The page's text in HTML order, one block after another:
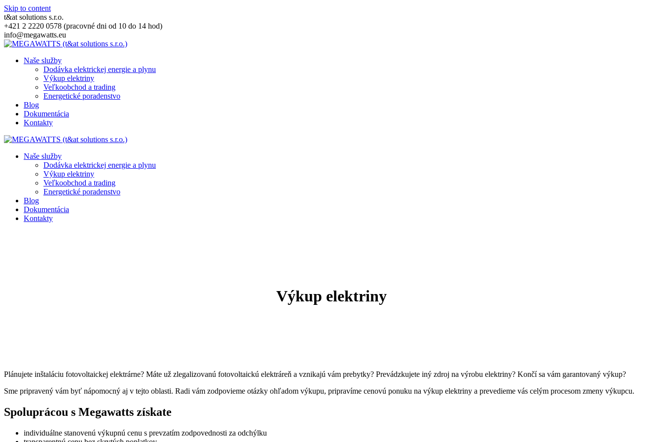
Skip to content
t&at solutions s.r.o.
+421 2 2220 0578 (pracovné dni od 10 do 14 hod)
info@megawatts.eu
Naše služby
Dodávka elektrickej energie a plynu
Výkup elektriny
Veľkoobchod a trading
Energetické poradenstvo
Blog
Dokumentácia
Kontakty
Naše služby
Dodávka elektrickej energie a plynu
Výkup elektriny
Veľkoobchod a trading
Energetické poradenstvo
Blog
Dokumentácia
Kontakty
Výkup elektriny
Plánujete inštaláciu fotovoltaickej elektrárne? Máte už zlegalizovanú fotovoltaickú elektráreň a vznikajú vám prebytky? Prevádzkujete iný zdroj na výrobu elektriny? Končí sa vám garantovaný výkup?
Sme pripravený vám byť nápomocný aj v tejto oblasti. Radi vám zodpovieme otázky ohľadom výkupu, pripravíme cenovú ponuku na výkup elektriny a prevedieme vás celým procesom zmeny výkupcu.
Spoluprácou s Megawatts získate
individuálne stanovenú výkupnú cenu s prevzatím zodpovednosti za odchýlku